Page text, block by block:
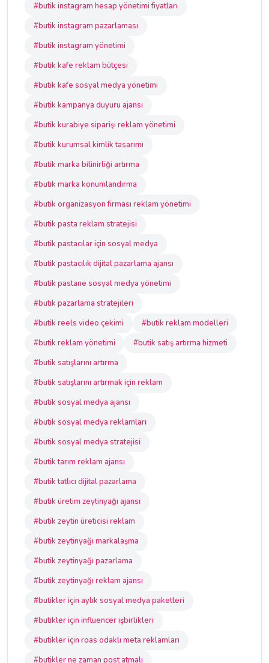
#butik instagram hesap yönetimi fiyatları
#butik instagram pazarlaması
#butik instagram yönetimi
#butik kafe reklam bütçesi
#butik kafe sosyal medya yönetimi
#butik kampanya duyuru ajansı
#butik kurabiye siparişi reklam yönetimi
#butik kurumsal kimlik tasarımı
#butik marka bilinirliği artırma
#butik marka konumlandırma
#butik organizasyon firması reklam yönetimi
#butik pasta reklam stratejisi
#butik pastacılar için sosyal medya
#butik pastacılık dijital pazarlama ajansı
#butik pastane sosyal medya yönetimi
#butik pazarlama stratejileri
#butik reels video çekimi
#butik reklam modelleri
#butik reklam yönetimi
#butik satış artırma hizmeti
#butik satışlarını artırma
#butik satışlarını artırmak için reklam
#butik sosyal medya ajansı
#butik sosyal medya reklamları
#butik sosyal medya stratejisi
#butik tarım reklam ajansı
#butik tatlıcı dijital pazarlama
#butik üretim zeytinyağı ajansı
#butik zeytin üreticisi reklam
#butik zeytinyağı markalaşma
#butik zeytinyağı pazarlama
#butik zeytinyağı reklam ajansı
#butikler için aylık sosyal medya paketleri
#butikler için influencer işbirlikleri
#butikler için roas odaklı meta reklamları
#butikler ne zaman post atmalı